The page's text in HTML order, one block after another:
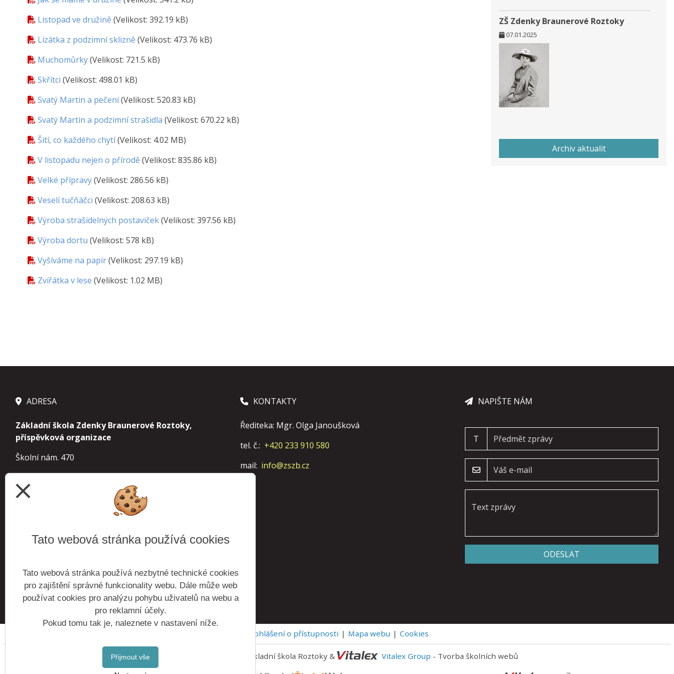
Listopad ve družině(Velikost: 392.19 kB)
Lízátka z podzimní sklizně(Velikost: 473.76 kB)
Muchomůrky(Velikost: 721.5 kB)
Skřítci (Velikost: 498.01 kB)
Svatý Martin a pečení(Velikost: 520.83 kB)
Svatý Martin a podzimní strašidla (Velikost: 670.22 kB)
Šití, co každého chytí(Velikost: 4.02 MB)
V listopadu nejen o přírodě(Velikost: 835.86 kB)
Velké přípravy(Velikost: 286.56 kB)
Veselí tučňáčci (Velikost: 208.63 kB)
Výroba strašidelných postaviček(Velikost: 397.56 kB)
Výroba dortu (Velikost: 578 kB)
Vyšíváme na papír(Velikost: 297.19 kB)
Zvířátka v lese (Velikost: 1.02 MB)
ZŠ Zdenky Braunerové Roztoky
07.01.2025
Archiv aktualit
ADRESA
Základní škola Zdenky Braunerové Roztoky,
příspěvková organizace
Školní nám. 470
IČ 70854963
IZO 000 241 610 základní škola
113 900 155školní družina
budova Roztoky Školní nám. 470, 252 63 Roztoky
budova Žalov
Zaorálkova 1300, 252 63 Roztoky
budova Cihelna Kantorova 2485, 252 63 Roztoky
KONTAKTY
Řediteka: Mgr. Olga Janoušková
tel. č.: +420 233 910 580
mail: info@zszb.cz
NAPIŠTE NÁM
T
ODESLAT
Prohlášení o přístupnosti Mapa webu Cookies
Copyright © 2016 - 2026 Základní škola Roztoky & Vitalex Group - Tvorba školních webů
close
Tato webová stránka používá cookies
Tato webová stránka používá nezbytné technické cookies
pro zajištění správné funkcionality webu. Dále může web
používat cookies pro analýzu pohybu uživatelů na webu a
pro reklamní účely.
Pokud tomu tak je, naleznete v nastavení níže.
Přijmout vše